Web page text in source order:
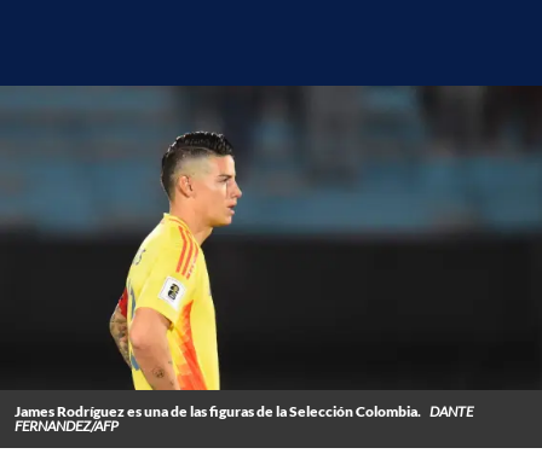
James Rodríguez es una de las figuras de la Selección Colombia. DANTE
FERNANDEZ/AFP